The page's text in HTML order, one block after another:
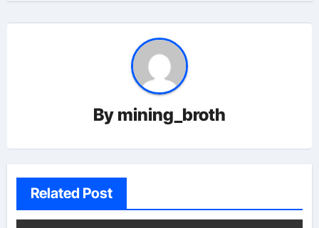
By mining_broth
Related Post